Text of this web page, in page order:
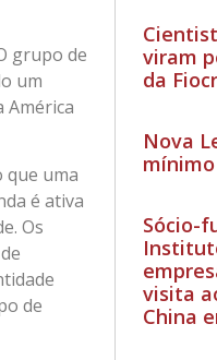
viram
da
Nova
Sócio-
visita
China
grupo de
um
América
que uma
é ativa
Os
de